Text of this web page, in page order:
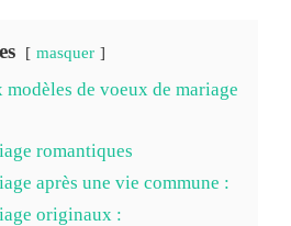
masquer
modèles de voeux de mariage
romantiques
après une vie commune :
originaux :